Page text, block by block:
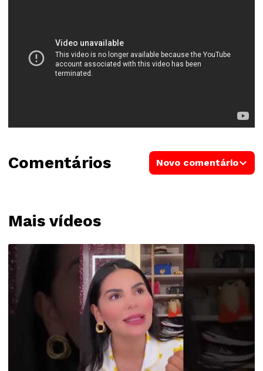
Mais vídeos
Comentários Novo comentário